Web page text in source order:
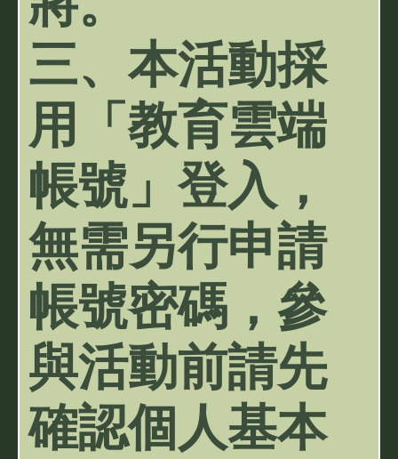
三、本活動採
用「教育雲端
帳號」登入，
無需另行申請
帳號密碼，參
與活動前請先
確認個人基本